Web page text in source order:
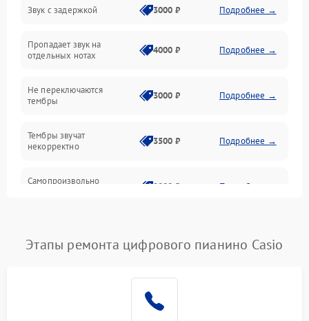
Подключения и интерфейсы
Педали и стойка
Аудио
Оптика
Звук с задержкой 3000 ₽ Подробнее →
Пропадает звук на
отдельных нотах
4000 ₽ Подробнее →
Не переключаются
тембры
3000 ₽ Подробнее →
Тембры звучат
некорректно
3500 ₽ Подробнее →
Самопроизвольно
2800 ₽ Подробнее →
Этапы ремонта цифрового пианино Casio